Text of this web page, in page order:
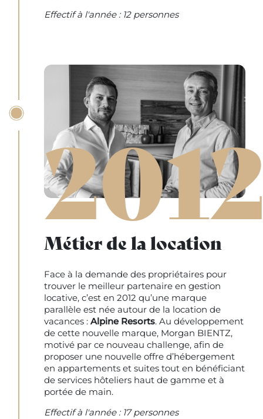
Effectif à l'année : 12 personnes
Métier de la location
Face à la demande des propriétaires pour
trouver le meilleur partenaire en gestion
locative, c’est en 2012 qu’une marque
parallèle est née autour de la location de
vacances : Alpine Resorts. Au développement
de cette nouvelle marque, Morgan BIENTZ,
motivé par ce nouveau challenge, afin de
proposer une nouvelle offre d’hébergement
en appartements et suites tout en bénéficiant
de services hôteliers haut de gamme et à
portée de main.
Effectif à l'année : 17 personnes